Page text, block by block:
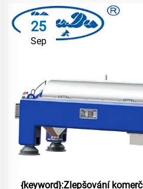
25
Sep
{keyword}:Zlepšování